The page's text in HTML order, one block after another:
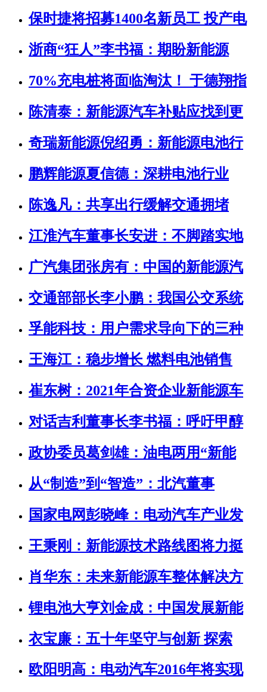
保时捷将招募1400名新员工 投产电
浙商“狂人”李书福：期盼新能源
70%充电桩将面临淘汰！ 于德翔指
陈清泰：新能源汽车补贴应找到更
奇瑞新能源倪绍勇：新能源电池行
鹏辉能源夏信德：深耕电池行业
陈逸凡：共享出行缓解交通拥堵
江淮汽车董事长安进：不脚踏实地
广汽集团张房有：中国的新能源汽
交通部部长李小鹏：我国公交系统
孚能科技：用户需求导向下的三种
王海江：稳步增长 燃料电池销售
崔东树：2021年合资企业新能源车
对话吉利董事长李书福：呼吁甲醇
政协委员葛剑雄：油电两用“新能
从“制造”到“智造”：北汽董事
国家电网彭晓峰：电动汽车产业发
王秉刚：新能源技术路线图将力挺
肖华东：未来新能源车整体解决方
锂电池大亨刘金成：中国发展新能
衣宝廉：五十年坚守与创新 探索
欧阳明高：电动汽车2016年将实现